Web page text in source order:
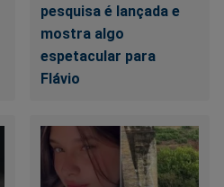
pesquisa é lançada e
mostra algo
espetacular para
Flávio